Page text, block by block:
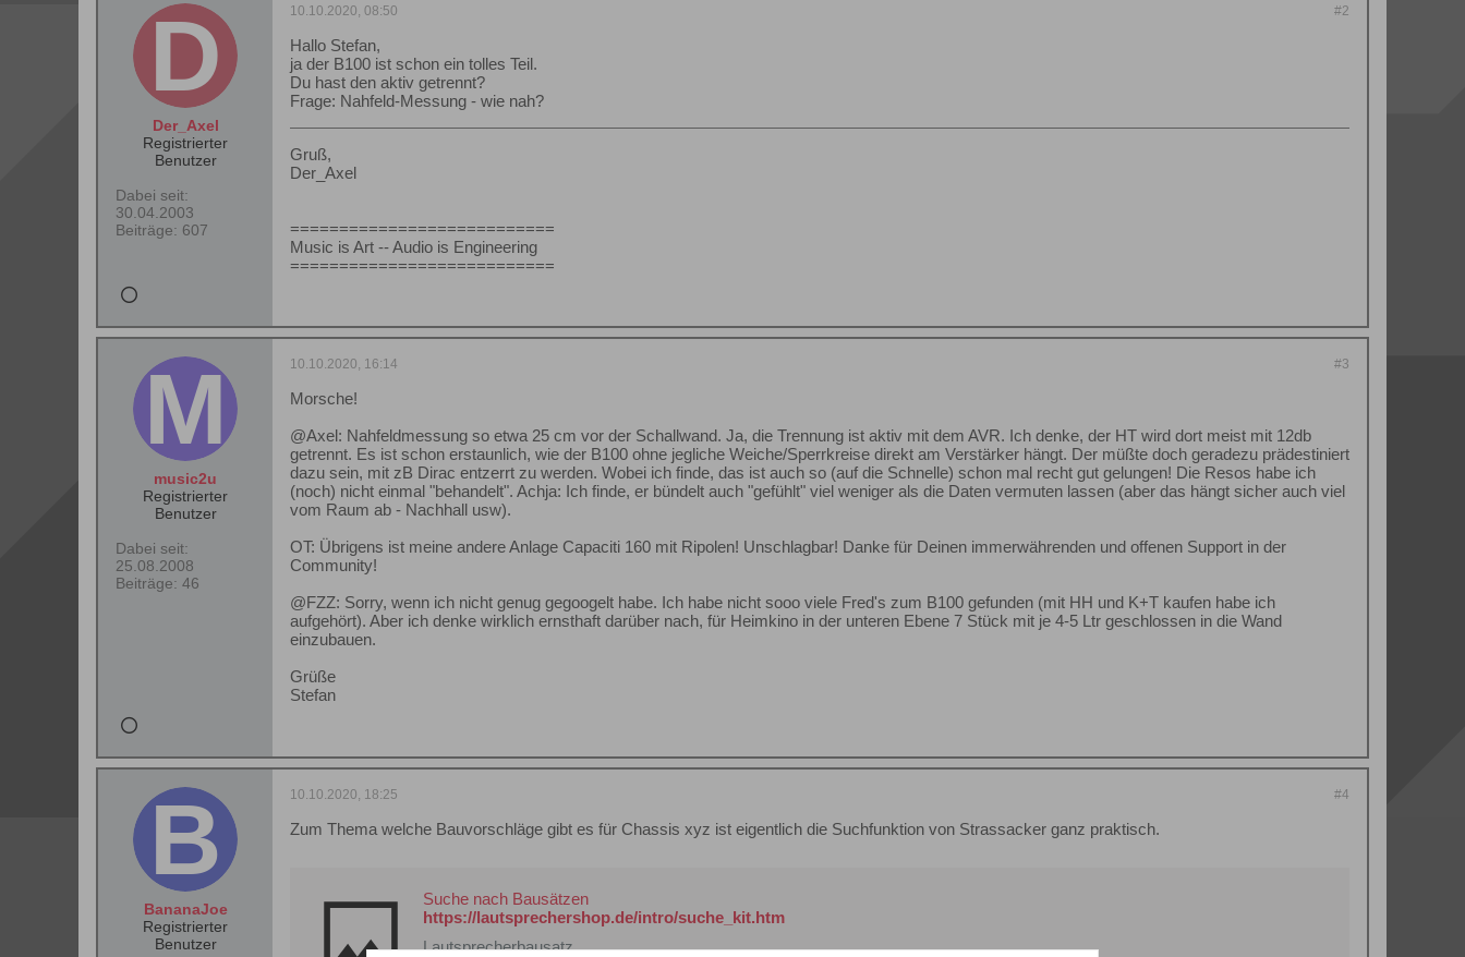
Der_Axel
Registrierter
Benutzer
Dabei seit:
30.04.2003
Beiträge: 607
#2
10.10.2020, 08:50
Hallo Stefan,
ja der B100 ist schon ein tolles Teil.
Du hast den aktiv getrennt?
Frage: Nahfeld-Messung - wie nah?
Gruß,
Der_Axel
===========================
Music is Art -- Audio is Engineering
===========================
music2u
Registrierter
Benutzer
Dabei seit:
25.08.2008
Beiträge: 46
#3
10.10.2020, 16:14
Morsche!
@Axel: Nahfeldmessung so etwa 25 cm vor der Schallwand. Ja, die Trennung ist aktiv mit dem AVR. Ich denke, der HT wird dort meist mit 12db
getrennt. Es ist schon erstaunlich, wie der B100 ohne jegliche Weiche/Sperrkreise direkt am Verstärker hängt. Der müßte doch geradezu prädestiniert
dazu sein, mit zB Dirac entzerrt zu werden. Wobei ich finde, das ist auch so (auf die Schnelle) schon mal recht gut gelungen! Die Resos habe ich
(noch) nicht einmal "behandelt". Achja: Ich finde, er bündelt auch "gefühlt" viel weniger als die Daten vermuten lassen (aber das hängt sicher auch viel
vom Raum ab - Nachhall usw).
OT: Übrigens ist meine andere Anlage Capaciti 160 mit Ripolen! Unschlagbar! Danke für Deinen immerwährenden und offenen Support in der
Community!
@FZZ: Sorry, wenn ich nicht genug gegoogelt habe. Ich habe nicht sooo viele Fred's zum B100 gefunden (mit HH und K+T kaufen habe ich
aufgehört). Aber ich denke wirklich ernsthaft darüber nach, für Heimkino in der unteren Ebene 7 Stück mit je 4-5 Ltr geschlossen in die Wand
einzubauen.
Grüße
Stefan
BananaJoe
Registrierter
Benutzer
#4
10.10.2020, 18:25
Zum Thema welche Bauvorschläge gibt es für Chassis xyz ist eigentlich die Suchfunktion von Strassacker ganz praktisch.
Suche nach Bausätzen
https://lautsprechershop.de/intro/suche_kit.htm
Lautsprecherbausatz